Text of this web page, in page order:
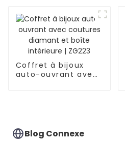
pour un rangement
élégant à la maison
WG015
Coffret à bijoux
auto-ouvrant avec
Blog Connexe